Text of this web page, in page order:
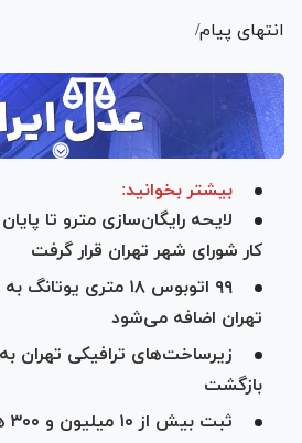
انتهای پیام/
بیشتر بخوانید:
لایحه رایگان‌سازی مترو تا
کار شورای شهر تهران قرار گرفت
۹۹ اتوبوس ۱۸ متری
تهران اضافه می‌شود
زیرساخت‌های ترافیکی تهران
بازگشت